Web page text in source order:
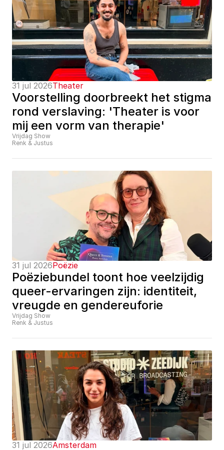
31 jul 2026Theater
Voorstelling doorbreekt het stigma
rond verslaving: 'Theater is voor
mij een vorm van therapie'
Vrijdag Show
Renk & Justus
31 jul 2026Poëzie
Poëziebundel toont hoe veelzijdig
queer-ervaringen zijn: identiteit,
vreugde en gendereuforie
Vrijdag Show
Renk & Justus
31 jul 2026Amsterdam